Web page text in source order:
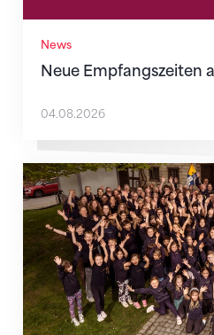
News
Neue Empfangszeiten
04.08.2026
Mitmachen ist